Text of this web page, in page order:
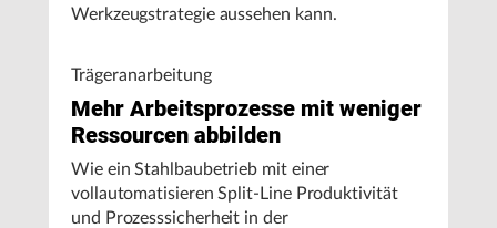
Werkzeugstrategie aussehen kann.
Trägeranarbeitung
Mehr Arbeitsprozesse mit weniger
Ressourcen abbilden
Wie ein Stahlbaubetrieb mit einer
vollautomatisieren Split-Line Produktivität
und Prozesssicherheit in der